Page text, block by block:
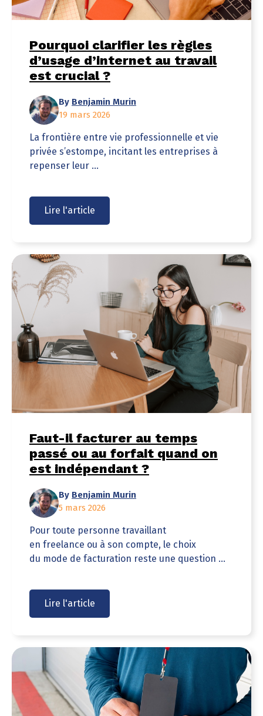
Pourquoi clarifier les règles
d’usage d’internet au travail
est crucial ?
By Benjamin Murin
19 mars 2026
La frontière entre vie professionnelle et vie
privée s’estompe, incitant les entreprises à
repenser leur ...
Lire l'article
Faut-il facturer au temps
passé ou au forfait quand on
est indépendant ?
By Benjamin Murin
5 mars 2026
Pour toute personne travaillant
en freelance ou à son compte, le choix
du mode de facturation reste une question ...
Lire l'article